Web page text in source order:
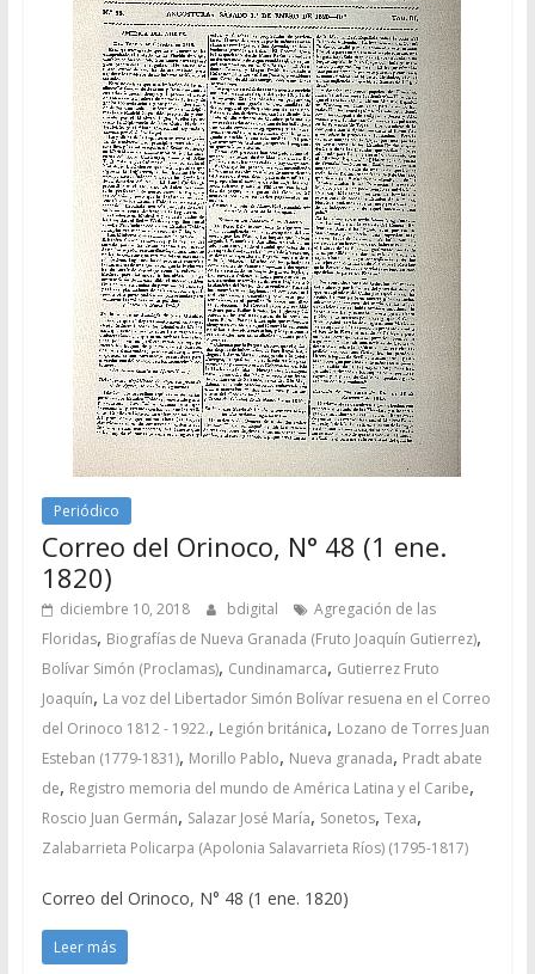
Periódico
Correo del Orinoco, N° 48 (1 ene.
1820)
diciembre 10, 2018 bdigital
Agregación de las
Floridas, Biografías de Nueva Granada (Fruto Joaquín Gutierrez),
Bolívar Simón (Proclamas), Cundinamarca, Gutierrez Fruto
Joaquín, La voz del Libertador Simón Bolívar resuena en el Correo
del Orinoco 1812 - 1922., Legión británica, Lozano de Torres Juan
Esteban (1779-1831), Morillo Pablo, Nueva granada, Pradt abate
de, Registro memoria del mundo de América Latina y el Caribe,
Roscio Juan Germán, Salazar José María, Sonetos, Texa,
Zalabarrieta Policarpa (Apolonia Salavarrieta Ríos) (1795-1817)
Correo del Orinoco, N° 48 (1 ene. 1820)
Leer más